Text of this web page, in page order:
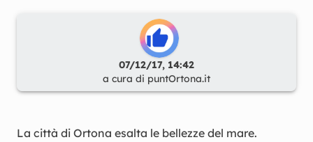
07/12/17, 14:42
a cura di puntOrtona.it
La città di Ortona esalta le bellezze del mare.